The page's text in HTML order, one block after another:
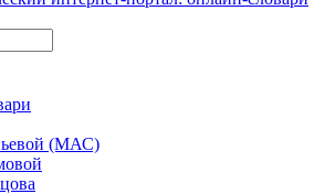
(МАС)